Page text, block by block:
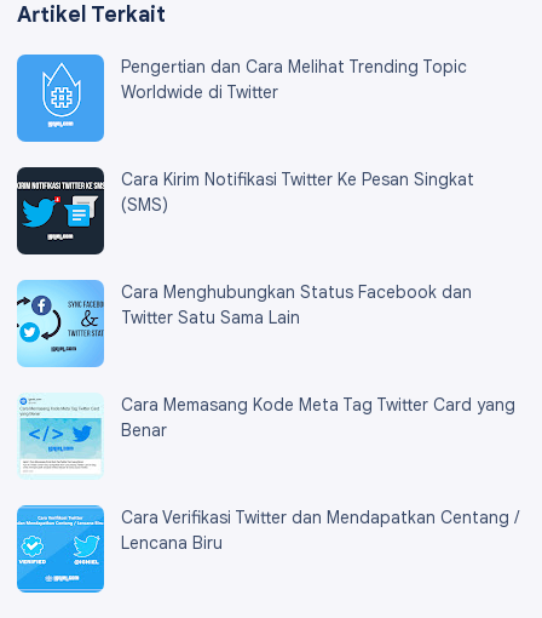
Artikel Terkait
Pengertian dan Cara Melihat Trending Topic
Worldwide di Twitter
Cara Kirim Notifikasi Twitter Ke Pesan Singkat
(SMS)
Cara Menghubungkan Status Facebook dan
Twitter Satu Sama Lain
Cara Memasang Kode Meta Tag Twitter Card yang
Benar
Cara Verifikasi Twitter dan Mendapatkan Centang /
Lencana Biru